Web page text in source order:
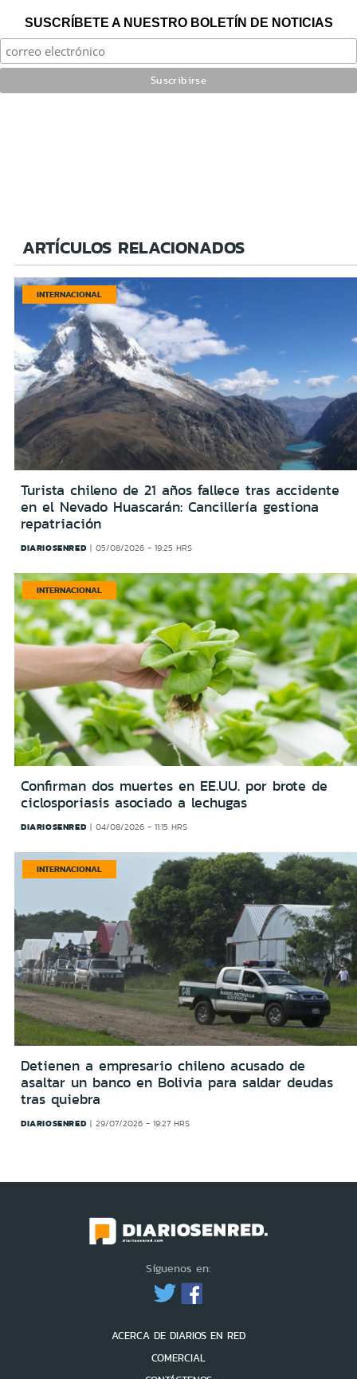
SUSCRÍBETE A NUESTRO BOLETÍN DE NOTICIAS
ARTÍCULOS RELACIONADOS
INTERNACIONAL
Turista chileno de 21 años fallece tras accidente
en el Nevado Huascarán: Cancillería gestiona
repatriación
DIARIOSENRED 05/08/2026 - 19:25 HRS
INTERNACIONAL
Confirman dos muertes en EE.UU. por brote de
ciclosporiasis asociado a lechugas
DIARIOSENRED 04/08/2026 - 11:15 HRS
INTERNACIONAL
Detienen a empresario chileno acusado de
asaltar un banco en Bolivia para saldar deudas
tras quiebra
DIARIOSENRED 29/07/2026 - 19:27 HRS
Síguenos en:
ACERCA DE DIARIOS EN RED
COMERCIAL